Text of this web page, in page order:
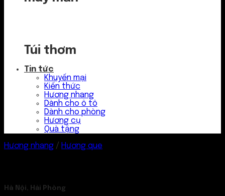
Túi thơm
Tin tức
Khuyến mại
Kiến thức
Hương nhang
Dành cho ô tô
Dành cho phòng
Hương cụ
Quà tặng
Hương nhang / Hương que
Hà Nội, Hải Phòng